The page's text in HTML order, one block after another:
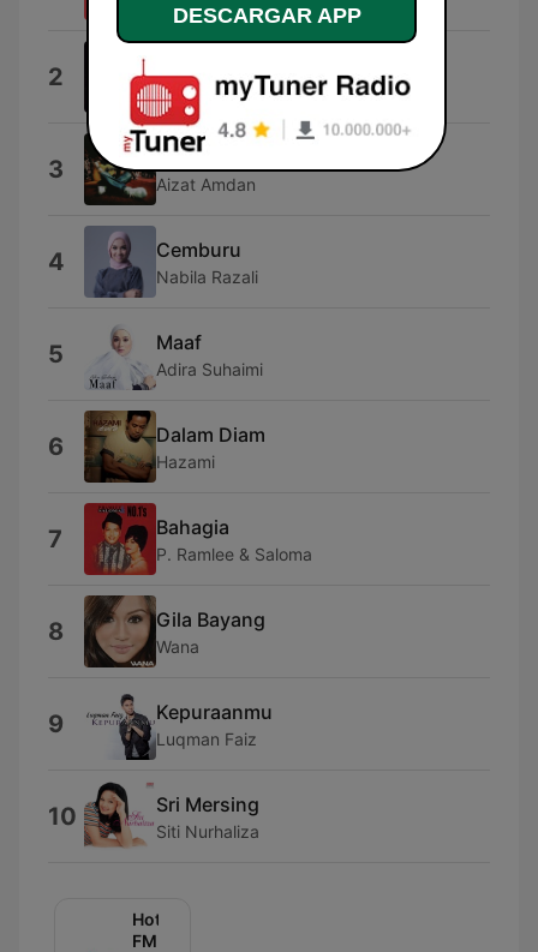
2 Perfume Tree
3 Kau Aku
Aizat Amdan
4 Cemburu
Nabila Razali
5 Maaf
Adira Suhaimi
6 Dalam Diam
Hazami
7 Bahagia
P. Ramlee & Saloma
8 Gila Bayang
Wana
9 Kepuraanmu
Luqman Faiz
10 Sri Mersing
Siti Nurhaliza
Hot
FM
DESCARGAR APP